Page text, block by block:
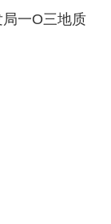
一O三地质